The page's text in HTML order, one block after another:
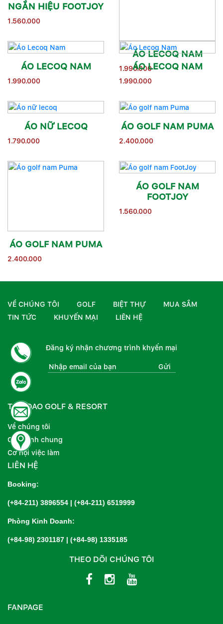
NGẮN HIỆU FOOTJOY
1.560.000
ÁO LECOQ NAM
1.990.000
ÁO LECOQ NAM
1.990.000
ÁO LECOQ NAM
1.990.000
ÁO NỮ LECOQ
1.790.000
ÁO GOLF NAM PUMA
2.400.000
ÁO GOLF NAM PUMA
2.400.000
ÁO GOLF NAM
FOOTJOY
1.560.000
VỀ CHÚNG TÔI GOLF BIỆT THỰ
MUA SẮM
TIN TỨC
KHUYẾN MẠI LIÊN HỆ
Đăng ký nhận chương trình khyến mại
Gửi
TAM DAO GOLF & RESORT
Về chúng tôi
Quy định chung
Cơ hội việc làm
LIÊN HỆ
Booking:
(+84-211) 3896554 | (+84-211) 6519999
Phòng Kinh Doanh:
(+84-98) 2301187 | (+84-98) 1335185
THEO DÕI CHÚNG TÔI
FANPAGE